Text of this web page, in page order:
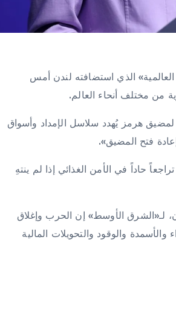
الذي استضافته لندن أمس
من مختلف أنحاء العالم.
لمضيق هرمز يُهدد سلاسل الإمداد وأسواق
فتح المضيق».
قد يواجهون تراجعاً حاداً في الأمن الغذائي إذا لم ينتهِ
لـ«الشرق الأوسط» إن الحرب وإغلاق
والوقود والتحويلات المالية